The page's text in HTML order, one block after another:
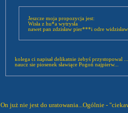
Jeszcze moja propozycja jest:
Wisła z hu*a wytrysła
nawet pan zdzisław pier***i odre widzisław
kolega ci napisał delikatnie żebyś przystopowal ...
naucz sie piosenek sławiące Pogoń najpierw...
On już nie jest do uratowania...Ogólnie -